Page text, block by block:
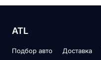
ATL
Подбор авто Доставка